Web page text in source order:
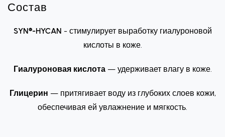
Состав
SYN®-HYCAN - стимулирует выработку гиалуроновой
кислоты в коже.
Гиалуроновая кислота — удерживает влагу в коже.
Глицерин — притягивает воду из глубоких слоев кожи,
обеспечивая ей увлажнение и мягкость.